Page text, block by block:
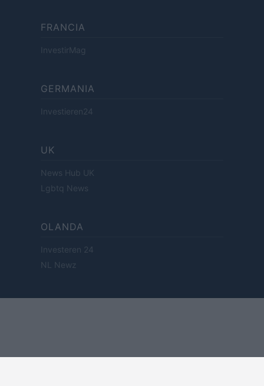
FRANCIA
InvestirMag
GERMANIA
Investieren24
UK
News Hub UK
Lgbtq News
OLANDA
Investeren 24
NL Newz